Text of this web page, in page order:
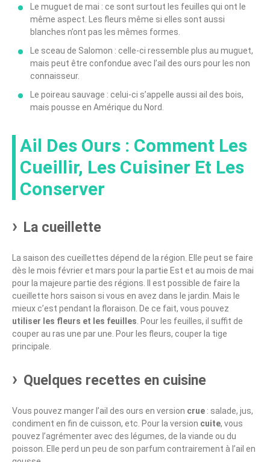
Le muguet de mai : ce sont surtout les feuilles qui ont le
même aspect. Les fleurs même si elles sont aussi
blanches n’ont pas les mêmes formes.
Le sceau de Salomon : celle-ci ressemble plus au muguet,
mais peut être confondue avec l’ail des ours pour les non
connaisseur.
Le poireau sauvage : celui-ci s’appelle aussi ail des bois,
mais pousse en Amérique du Nord.
Ail Des Ours : Comment Les
Cueillir, Les Cuisiner Et Les
Conserver
La cueillette
La saison des cueillettes dépend de la région. Elle peut se faire
dès le mois février et mars pour la partie Est et au mois de mai
pour la majeure partie des régions. Il est possible de faire la
cueillette hors saison si vous en avez dans le jardin. Mais le
mieux c’est pendant la floraison. De ce fait, vous pouvez
utiliser les fleurs et les feuilles. Pour les feuilles, il suffit de
couper au ras une par une. Pour les fleurs, couper la tige
principale.
Quelques recettes en cuisine
Vous pouvez manger l’ail des ours en version crue : salade, jus,
condiment en fin de cuisson, etc. Pour la version cuite, vous
pouvez l’agrémenter avec des légumes, de la viande ou du
poisson. Elle perd un peu de son parfum contrairement à l’ail en